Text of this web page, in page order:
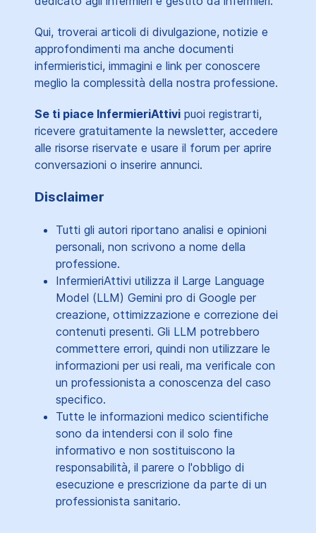
Qui, troverai articoli di divulgazione, notizie e
approfondimenti ma anche documenti
infermieristici, immagini e link per conoscere
meglio la complessità della nostra professione.
Se ti piace InfermieriAttivi puoi registrarti,
ricevere gratuitamente la newsletter, accedere
alle risorse riservate e usare il forum per aprire
conversazioni o inserire annunci.
Disclaimer
Tutti gli autori riportano analisi e opinioni
personali, non scrivono a nome della
professione.
InfermieriAttivi utilizza il Large Language
Model (LLM) Gemini pro di Google per
creazione, ottimizzazione e correzione dei
contenuti presenti. Gli LLM potrebbero
commettere errori, quindi non utilizzare le
informazioni per usi reali, ma verificale con
un professionista a conoscenza del caso
specifico.
Tutte le informazioni medico scientifiche
sono da intendersi con il solo fine
informativo e non sostituiscono la
responsabilità, il parere o l'obbligo di
esecuzione e prescrizione da parte di un
professionista sanitario.